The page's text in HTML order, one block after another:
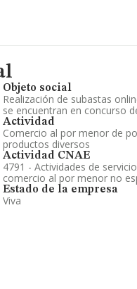
Objeto social
Realización de subastas
se encuentran en concurso
Actividad
Comercio al por menor de
productos diversos
Actividad CNAE
4791 - Actividades de
comercio al por menor no
Estado de la empresa
Viva